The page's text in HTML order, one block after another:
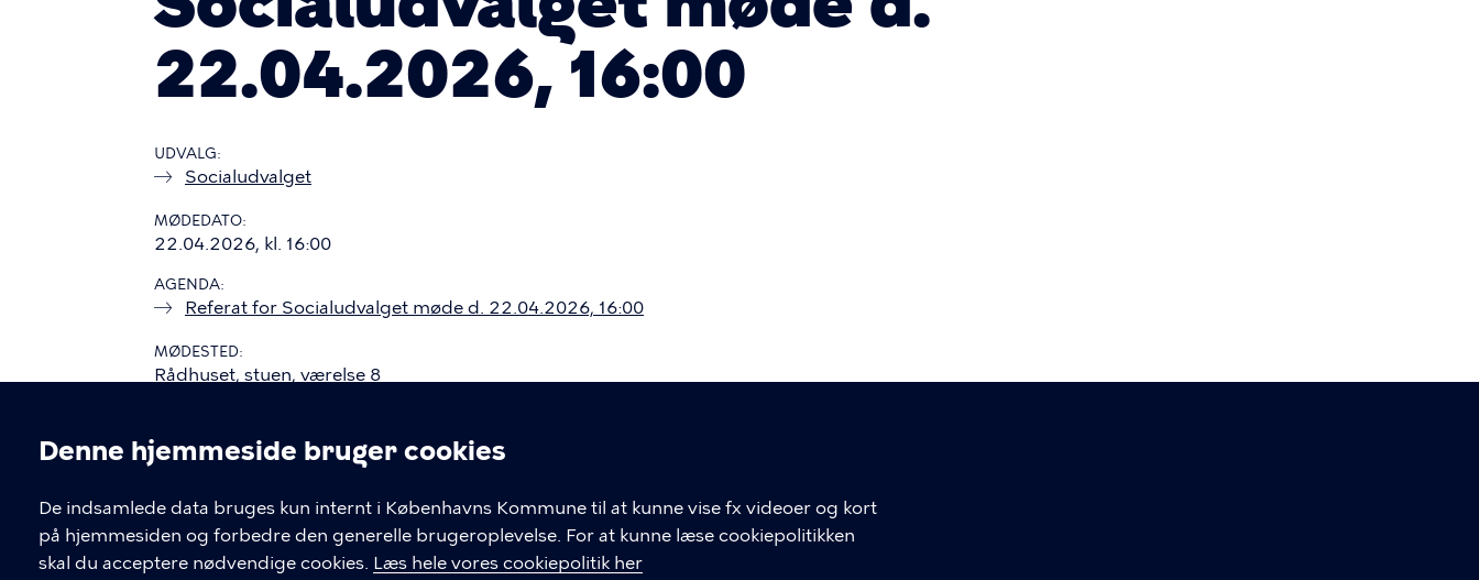
Cookieindstillinger
Denne hjemmeside bruger cookies
De indsamlede data bruges kun internt i Københavns Kommune til at kunne vise fx videoer og kort
på hjemmesiden og forbedre den generelle brugeroplevelse. For at kunne læse cookiepolitikken
skal du acceptere nødvendige cookies. Læs hele vores cookiepolitik her
22.04.2026, 16:00
UDVALG
Socialudvalget
MØDEDATO
22.04.2026, kl. 16:00
AGENDA
Referat for Socialudvalget møde d. 22.04.2026, 16:00
MØDESTED
Rådhuset, stuen, værelse 8
Kontakt Københavns Kommune GENVEJE